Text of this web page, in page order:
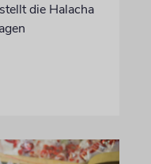
die Halacha